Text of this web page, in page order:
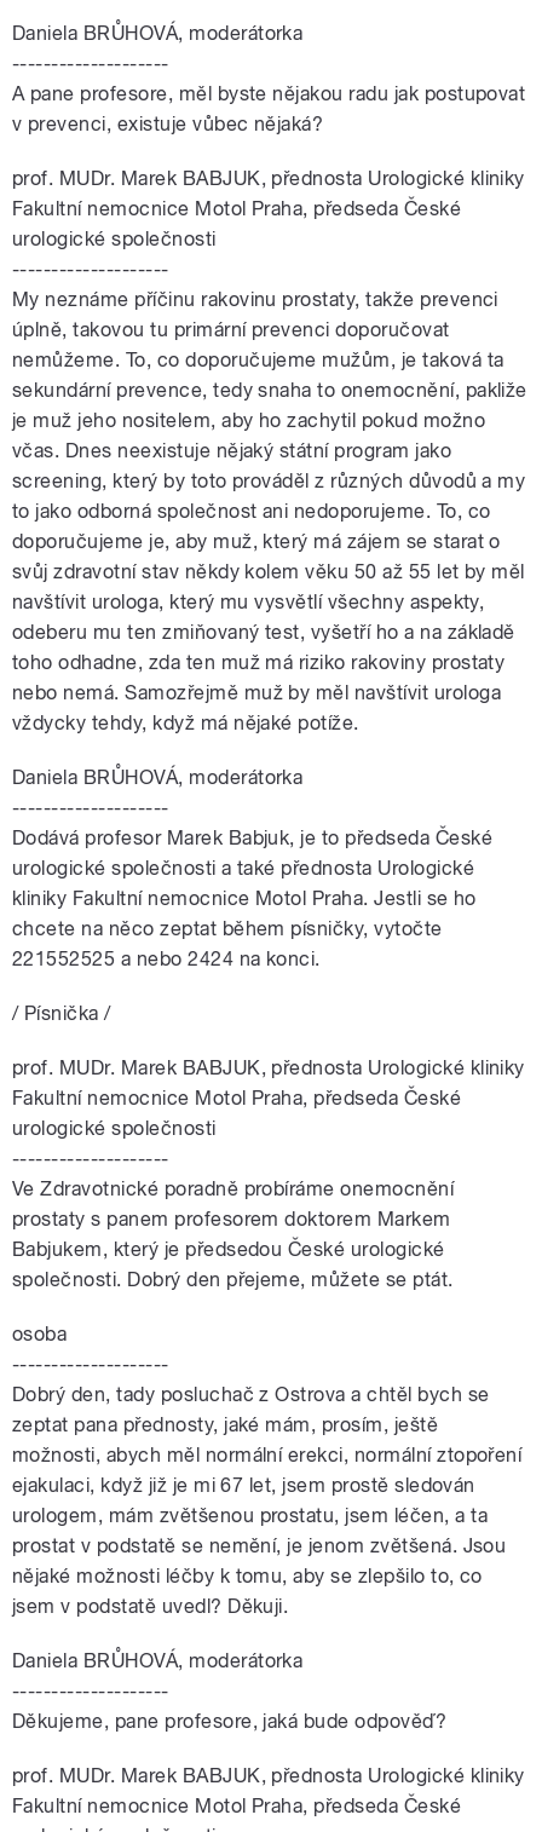
Daniela BRŮHOVÁ, moderátorka
--------------------
A pane profesore, měl byste nějakou radu jak postupovat
v prevenci, existuje vůbec nějaká?
prof. MUDr. Marek BABJUK, přednosta Urologické kliniky
Fakultní nemocnice Motol Praha, předseda České
urologické společnosti
--------------------
My neznáme příčinu rakovinu prostaty, takže prevenci
úplně, takovou tu primární prevenci doporučovat
nemůžeme. To, co doporučujeme mužům, je taková ta
sekundární prevence, tedy snaha to onemocnění, pakliže
je muž jeho nositelem, aby ho zachytil pokud možno
včas. Dnes neexistuje nějaký státní program jako
screening, který by toto prováděl z různých důvodů a my
to jako odborná společnost ani nedoporujeme. To, co
doporučujeme je, aby muž, který má zájem se starat o
svůj zdravotní stav někdy kolem věku 50 až 55 let by měl
navštívit urologa, který mu vysvětlí všechny aspekty,
odeberu mu ten zmiňovaný test, vyšetří ho a na základě
toho odhadne, zda ten muž má riziko rakoviny prostaty
nebo nemá. Samozřejmě muž by měl navštívit urologa
vždycky tehdy, když má nějaké potíže.
Daniela BRŮHOVÁ, moderátorka
--------------------
Dodává profesor Marek Babjuk, je to předseda České
urologické společnosti a také přednosta Urologické
kliniky Fakultní nemocnice Motol Praha. Jestli se ho
chcete na něco zeptat během písničky, vytočte
221552525 a nebo 2424 na konci.
/ Písnička /
prof. MUDr. Marek BABJUK, přednosta Urologické kliniky
Fakultní nemocnice Motol Praha, předseda České
urologické společnosti
--------------------
Ve Zdravotnické poradně probíráme onemocnění
prostaty s panem profesorem doktorem Markem
Babjukem, který je předsedou České urologické
společnosti. Dobrý den přejeme, můžete se ptát.
osoba
--------------------
Dobrý den, tady posluchač z Ostrova a chtěl bych se
zeptat pana přednosty, jaké mám, prosím, ještě
možnosti, abych měl normální erekci, normální ztopoření
ejakulaci, když již je mi 67 let, jsem prostě sledován
urologem, mám zvětšenou prostatu, jsem léčen, a ta
prostat v podstatě se nemění, je jenom zvětšená. Jsou
nějaké možnosti léčby k tomu, aby se zlepšilo to, co
jsem v podstatě uvedl? Děkuji.
Daniela BRŮHOVÁ, moderátorka
--------------------
Děkujeme, pane profesore, jaká bude odpověď?
prof. MUDr. Marek BABJUK, přednosta Urologické kliniky
Fakultní nemocnice Motol Praha, předseda České